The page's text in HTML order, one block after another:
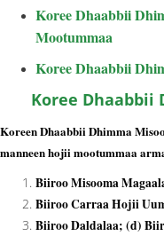
Koree Dhaabbii
Mootummaa
Koree Dhaabbii
Koree Dhaabbii
Koreen Dhaabbii Dhimma
manneen hojii mootummaa
Biiroo Misooma
Biiroo Carraa Hojii
Biiroo Daldalaa; (d)